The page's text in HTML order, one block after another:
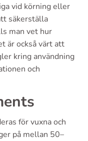
vid körning eller
säkerställa
man vet hur
är också värt att
kring användning
och
för vuxna och
på mellan 50–